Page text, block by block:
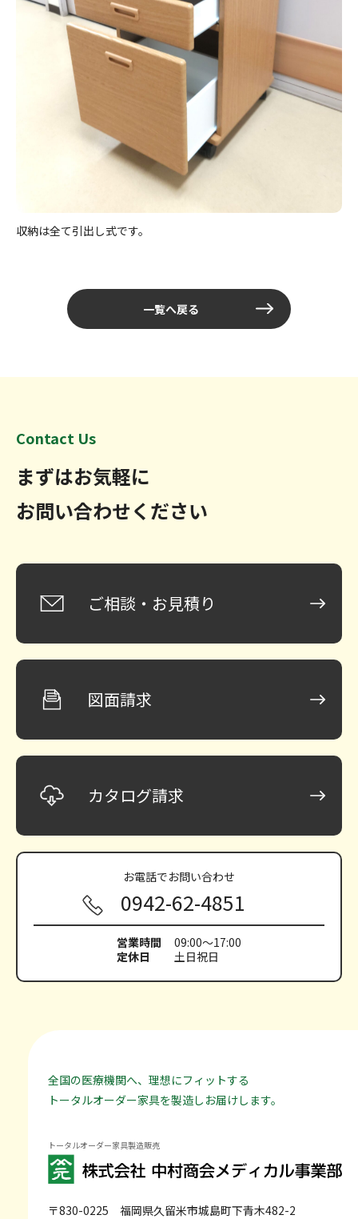
収納は全て引出し式です。
一覧へ戻る
Contact Us
まずはお気軽に
お問い合わせください
ご相談・お見積り
図面請求
カタログ請求
お電話でお問い合わせ
0942-62-4851
営業時間
09:00～17:00
定休日
土日祝日
全国の医療機関へ、理想にフィットする
トータルオーダー家具を製造しお届けします。
トータルオーダー家具製造販売
〒830-0225 福岡県久留米市城島町下青木482-2